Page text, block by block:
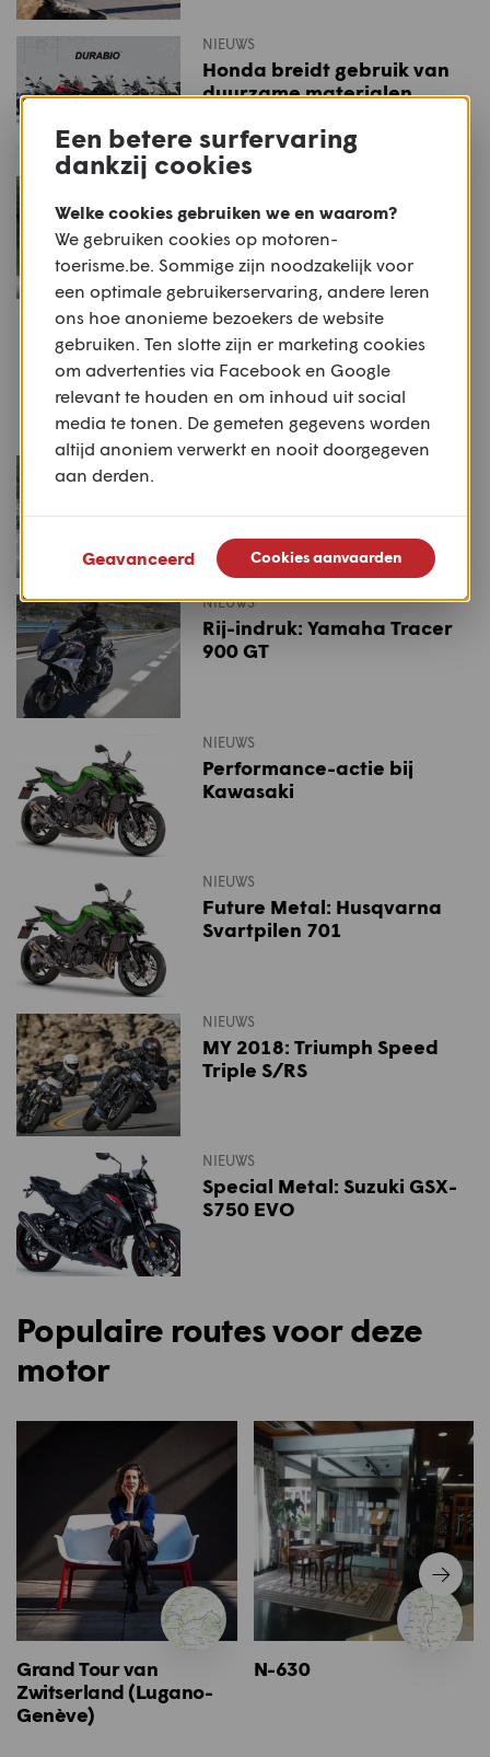
NIEUWS
Honda breidt gebruik van
duurzame materialen
Rij-indruk: Honda WN7
STUFF
Productnieuws: Stylmartin
ACE
NIEUWS
Rij-indruk: Yamaha Tracer
900 GT
NIEUWS
Performance-actie bij
Kawasaki
NIEUWS
Future Metal: Husqvarna
Svartpilen 701
NIEUWS
MY 2018: Triumph Speed
Triple S/RS
NIEUWS
Special Metal: Suzuki GSX-
S750 EVO
Populaire routes voor deze
motor
Grand Tour van
Zwitserland (Lugano-
Genève)
N-630
Een betere surfervaring
dankzij cookies
Welke cookies gebruiken we en waarom?
We gebruiken cookies op motoren-
toerisme.be. Sommige zijn noodzakelijk voor
een optimale gebruikerservaring, andere leren
ons hoe anonieme bezoekers de website
gebruiken. Ten slotte zijn er marketing cookies
om advertenties via Facebook en Google
relevant te houden en om inhoud uit social
media te tonen. De gemeten gegevens worden
altijd anoniem verwerkt en nooit doorgegeven
aan derden.
Geavanceerd Cookies aanvaarden